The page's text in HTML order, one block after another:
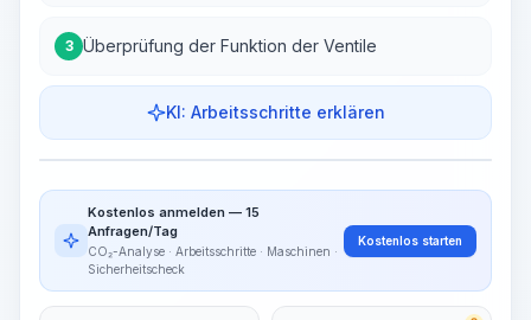
3 Überprüfung der Funktion der Ventile
KI: Arbeitsschritte erklären
Arbeitsschritte
~15-30 Sek.
Kostenlos anmelden — 15
Anfragen/Tag
CO₂-Analyse · Arbeitsschritte · Maschinen ·
Sicherheitscheck
Kostenlos starten